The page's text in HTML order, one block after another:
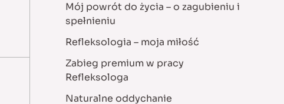
c
h
f
o
r
:
Mój powrót do życia – o zagubieniu i
spełnieniu
Refleksologia – moja miłość
Zabieg premium w pracy
Refleksologa
Naturalne oddychanie